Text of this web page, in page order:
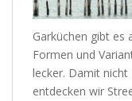
Garküchen gibt es
Formen und
lecker. Damit nicht
entdecken wir